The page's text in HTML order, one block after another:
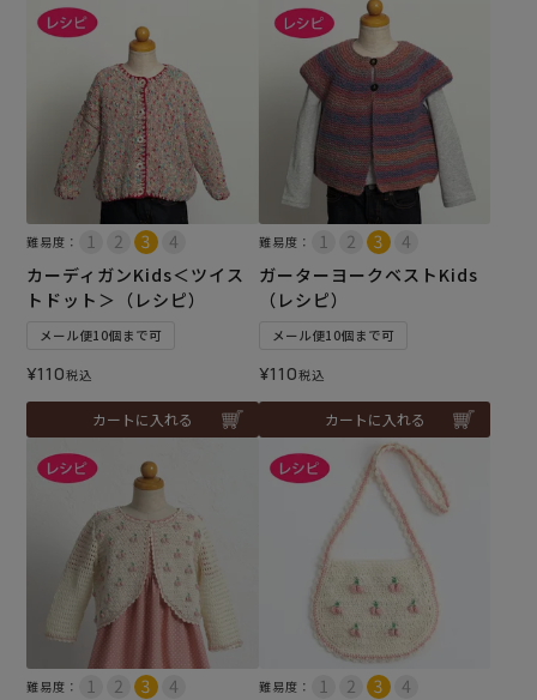
難易度：
カーディガンKids＜ツイス
トドット＞（レシピ）
メール便10個まで可
¥110税込
カートに入れる
難易度：
ガーターヨークベストKids
（レシピ）
メール便10個まで可
¥110税込
カートに入れる
難易度： 難易度：